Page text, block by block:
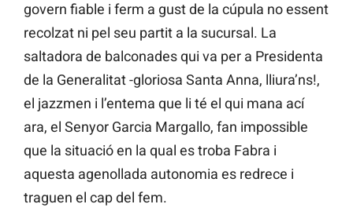
govern fiable i ferm a gust de la cúpula no essent
recolzat ni pel seu partit a la sucursal. La
saltadora de balconades qui va per a Presidenta
de la Generalitat -gloriosa Santa Anna, lliura’ns!,
el jazzmen i l’entema que li té el qui mana ací
ara, el Senyor Garcia Margallo, fan impossible
que la situació en la qual es troba Fabra i
aquesta agenollada autonomia es redrece i
traguen el cap del fem.